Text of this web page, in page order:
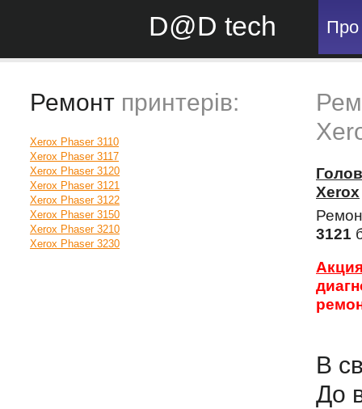
D@D tech Про
Ремонт принтерів:
Xerox Phaser 3110
Xerox Phaser 3117
Xerox Phaser 3120
Xerox Phaser 3121
Xerox Phaser 3122
Xerox Phaser 3150
Xerox Phaser 3210
Xerox Phaser 3230
Xerox
3121
В
До